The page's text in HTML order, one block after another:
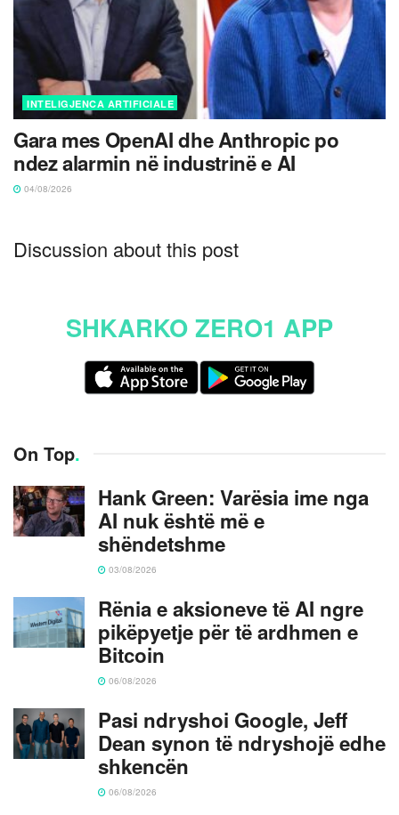
INTELIGJENCA ARTIFICIALE
Gara mes OpenAI dhe Anthropic po
ndez alarmin në industrinë e AI
04/08/2026
Discussion about this post
SHKARKO ZERO1 APP
On Top.
Hank Green: Varësia ime nga
AI nuk është më e
shëndetshme
03/08/2026
Rënia e aksioneve të AI ngre
pikëpyetje për të ardhmen e
Bitcoin
06/08/2026
Pasi ndryshoi Google, Jeff
Dean synon të ndryshojë edhe
shkencën
06/08/2026